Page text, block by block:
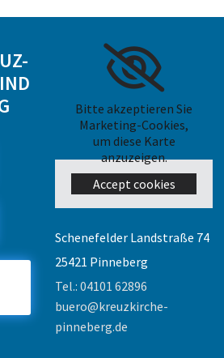
Bitte akzeptieren Sie
Marketing-Cookies,
um diese Karte
anzuzeigen.
Accept cookies
Schenefelder Landstraße 74
25421 Pinneberg
Tel.: 04101 62896
buero@kreuzkirche-
pinneberg.de